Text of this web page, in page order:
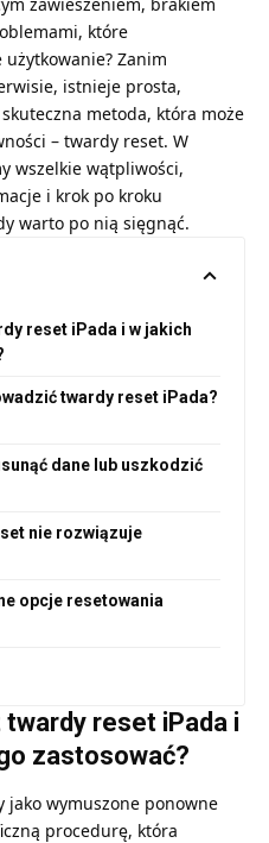
które
Zanim
istnieje prosta,
metoda, która może
– twardy reset. W
wszelkie wątpliwości,
i krok po kroku
warto po nią sięgnąć.
reset iPada i w jakich
twardy reset iPada?
dane lub uszkodzić
nie rozwiązuje
opcje resetowania
reset iPada i
zastosować?
jako wymuszone ponowne
procedurę, która